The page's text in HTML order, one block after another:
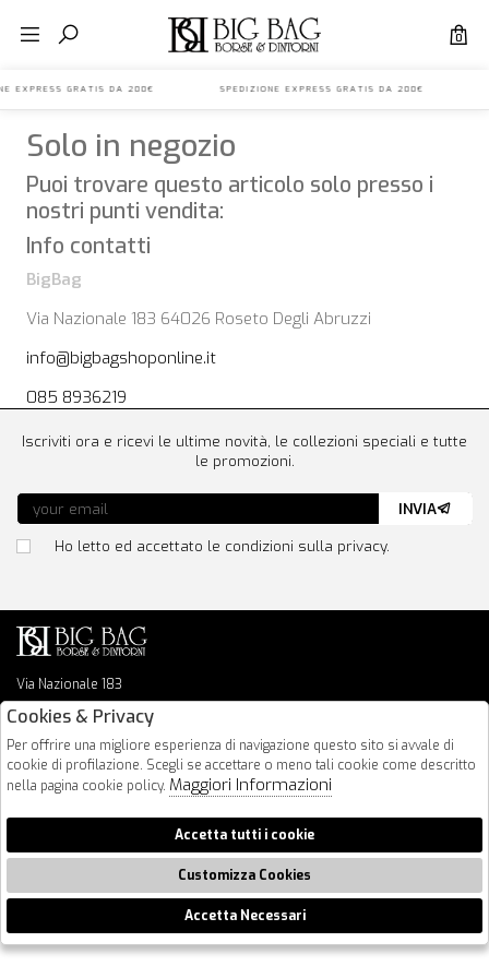
0
EXPRESS GRATIS DA 200€ SPEDIZIONE EXPRESS GRATIS DA
Solo in negozio
Puoi trovare questo articolo solo presso i
nostri punti vendita:
Info contatti
BigBag
Via Nazionale 183 64026 Roseto Degli Abruzzi
info@bigbagshoponline.it
085 8936219
Via Nazionale 183
64026 Roseto Degli Abruzzi
info@bigbagshoponline.it
follow us
Iscriviti ora e ricevi le ultime novità, le collezioni speciali e tutte
le promozioni.
Ho letto ed accettato le condizioni sulla privacy.
INVIA
2026 BigBag - P.iva : 00916940679 Powered by
🍪
Cookies & Privacy
Per offrire una migliore esperienza di navigazione questo sito si avvale di
cookie di profilazione. Scegli se accettare o meno tali cookie come descritto
nella pagina cookie policy. Maggiori Informazioni
Accetta tutti i cookie
Customizza Cookies
Accetta Necessari